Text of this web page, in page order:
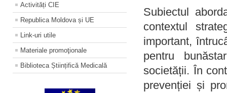
Activități CIE
Republica Moldova și UE
Link-uri utile
Materiale promoţionale
Biblioteca Științifică Medicală
Subiectul
contextul
important,
pentru
societății. În
prevenției și